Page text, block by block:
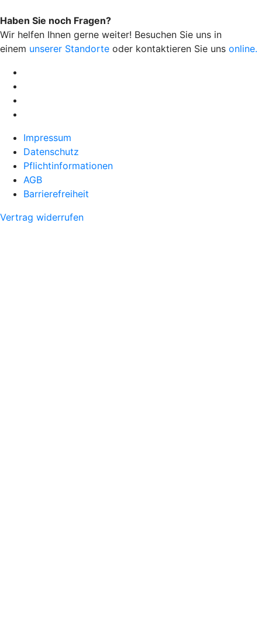
Haben Sie noch Fragen?
Wir helfen Ihnen gerne weiter! Besuchen Sie uns in
einem unserer Standorte oder kontaktieren Sie uns online.
Impressum
Datenschutz
Pflichtinformationen
AGB
Barrierefreiheit
Vertrag widerrufen